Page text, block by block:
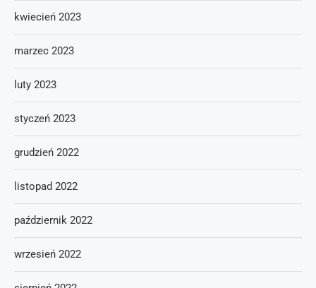
kwiecień 2023
marzec 2023
luty 2023
styczeń 2023
grudzień 2022
listopad 2022
październik 2022
wrzesień 2022